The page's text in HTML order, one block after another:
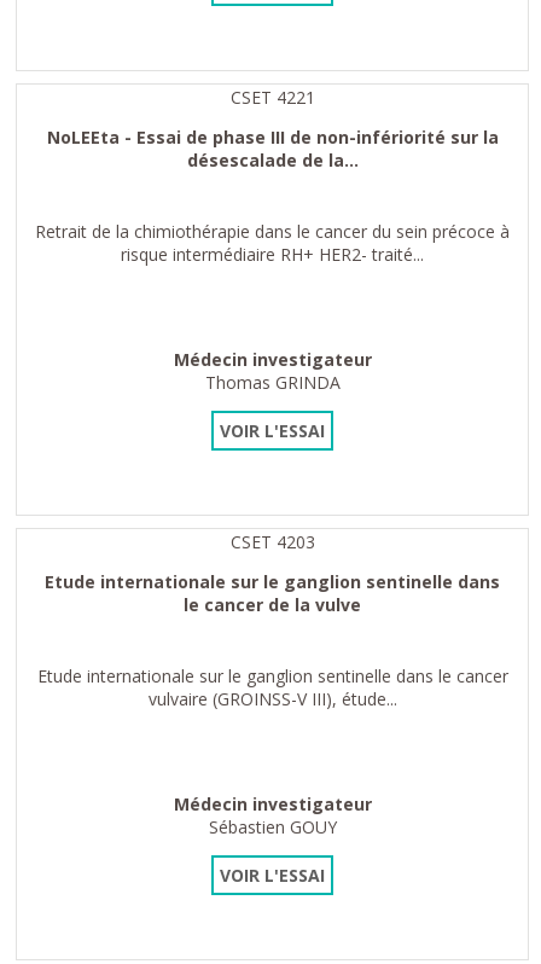
CSET 4221
NoLEEta - Essai de phase III de non-infériorité sur la
désescalade de la...
Retrait de la chimiothérapie dans le cancer du sein précoce à
risque intermédiaire RH+ HER2- traité...
Médecin investigateur
Thomas GRINDA
VOIR L'ESSAI
CSET 4203
Etude internationale sur le ganglion sentinelle dans
le cancer de la vulve
Etude internationale sur le ganglion sentinelle dans le cancer
vulvaire (GROINSS-V III), étude...
Médecin investigateur
Sébastien GOUY
VOIR L'ESSAI